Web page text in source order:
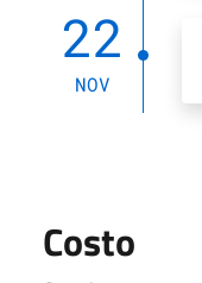
22
NOV
Costo